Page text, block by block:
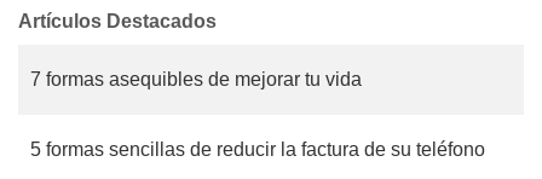
Artículos Destacados
7 formas asequibles de mejorar tu vida
5 formas sencillas de reducir la factura de su teléfono